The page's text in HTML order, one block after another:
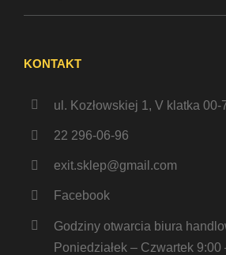
KONTAKT
ul. Kozłowskiej 1, V klatka 00-
22 296-06-96
exit.sklep@gmail.com
Facebook
Godziny otwarcia biura
Poniedziałek – Czwartek 9:00